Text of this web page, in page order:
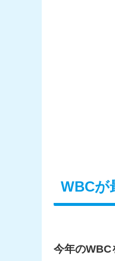
WBCが
今年のWBC